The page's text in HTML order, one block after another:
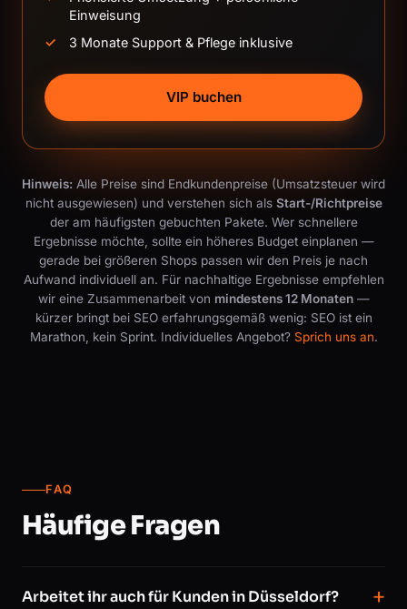
Einweisung
3 Monate Support & Pflege inklusive
VIP buchen
Hinweis: Alle Preise sind Endkundenpreise (Umsatzsteuer wird
nicht ausgewiesen) und verstehen sich als Start-/Richtpreise
der am häufigsten gebuchten Pakete. Wer schnellere
Ergebnisse möchte, sollte ein höheres Budget einplanen —
gerade bei größeren Shops passen wir den Preis je nach
Aufwand individuell an. Für nachhaltige Ergebnisse empfehlen
wir eine Zusammenarbeit von mindestens 12 Monaten—
kürzer bringt bei SEO erfahrungsgemäß wenig: SEO ist ein
Marathon, kein Sprint. Individuelles Angebot? Sprich uns an.
FAQ
Häufige Fragen
Arbeitet ihr auch für Kunden in Düsseldorf?